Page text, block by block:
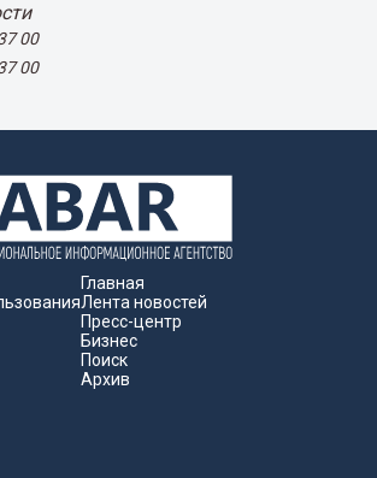
00
00
Главная
Лента новостей
Пресс-центр
Бизнес
Поиск
Архив